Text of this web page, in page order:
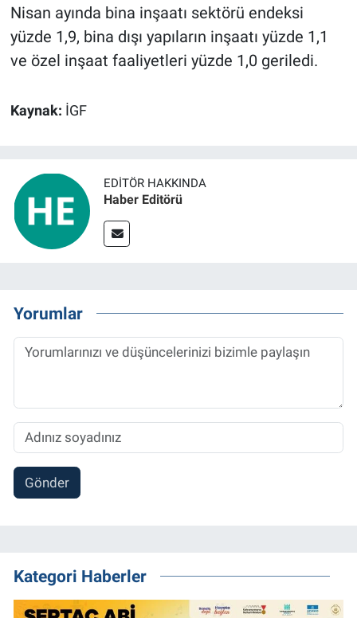
Nisan ayında bina inşaatı sektörü endeksi
yüzde 1,9, bina dışı yapıların inşaatı yüzde 1,1
ve özel inşaat faaliyetleri yüzde 1,0 geriledi.
Kaynak: İGF
EDITÖR HAKKINDA
Haber Editörü
Yorumlar
Gönder
Kategori Haberler
Bölge